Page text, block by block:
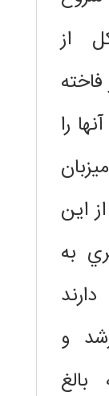
از
را
اين
به
و